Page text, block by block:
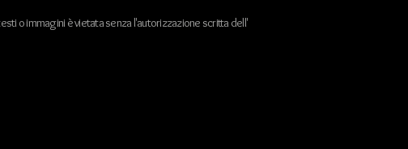
o immagini è vietata senza l'autorizzazione scritta dell'